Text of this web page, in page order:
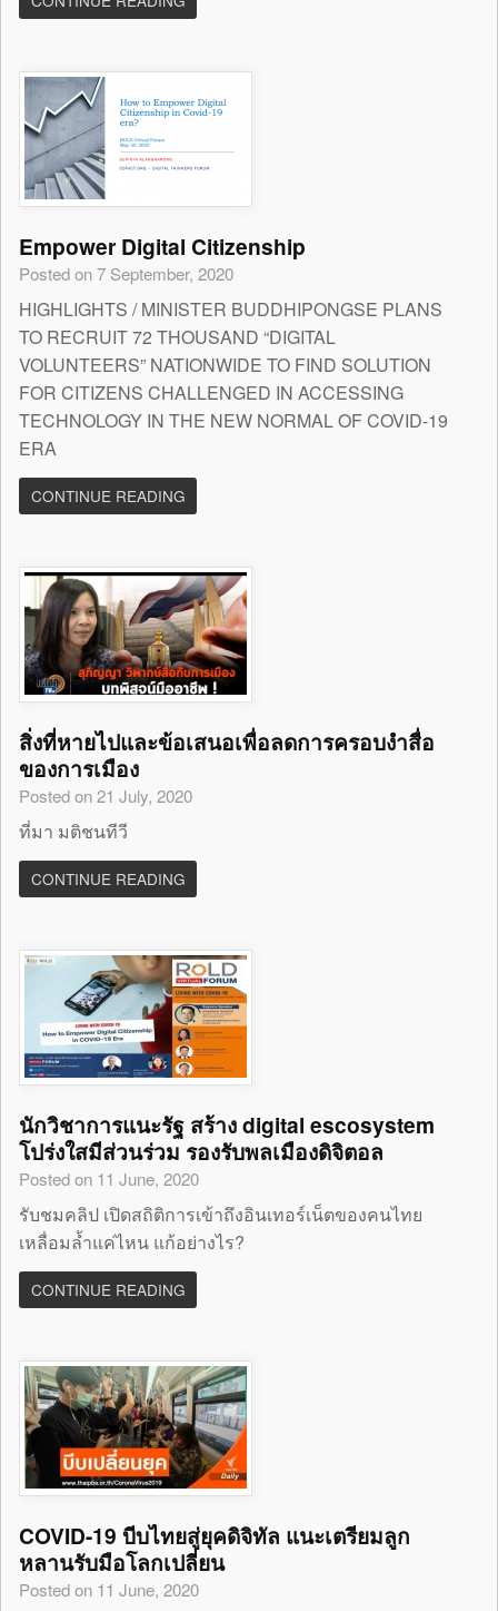
Empower Digital Citizenship
Posted on 7 September, 2020
HIGHLIGHTS / MINISTER BUDDHIPONGSE PLANS
TO RECRUIT 72 THOUSAND “DIGITAL
VOLUNTEERS” NATIONWIDE TO FIND SOLUTION
FOR CITIZENS CHALLENGED IN ACCESSING
TECHNOLOGY IN THE NEW NORMAL OF COVID-19
ERA
CONTINUE READING
สิ่งที่หายไปและข้อเสนอเพื่อลดการครอบงำสื่อ
ของการเมือง
Posted on 21 July, 2020
ที่มา มติชนทีวี
CONTINUE READING
นักวิชาการแนะรัฐ สร้าง digital escosystem
โปร่งใสมีส่วนร่วม รองรับพลเมืองดิจิตอล
Posted on 11 June, 2020
รับชมคลิป เปิดสถิติการเข้าถึงอินเทอร์เน็ตของคนไทย
เหลื่อมล้ำแค่ไหน แก้อย่างไร?
CONTINUE READING
COVID-19 บีบไทยสู่ยุคดิจิทัล แนะเตรียมลูก
หลานรับมือโลกเปลี่ยน
Posted on 11 June, 2020